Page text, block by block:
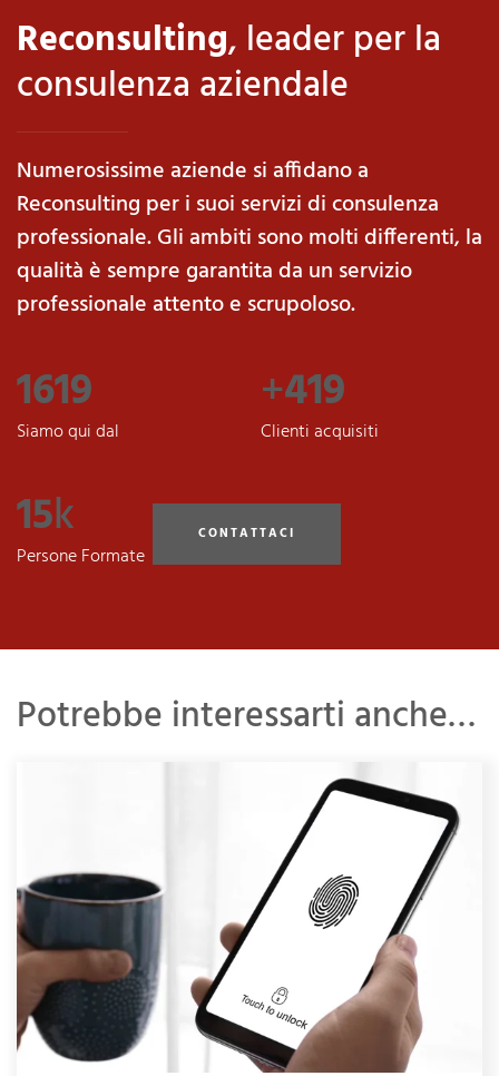
Reconsulting, leader per la
consulenza aziendale
Numerosissime aziende si affidano a
Reconsulting per i suoi servizi di consulenza
professionale. Gli ambiti sono molti differenti, la
qualità è sempre garantita da un servizio
professionale attento e scrupoloso.
2007
Siamo qui dal
+520
Clienti acquisiti
18k
Persone Formate
CONTATTACI
Potrebbe interessarti anche…